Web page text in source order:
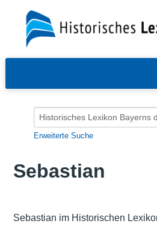
Erweiterte Suche
Sebastian
Sebastian im Historischen